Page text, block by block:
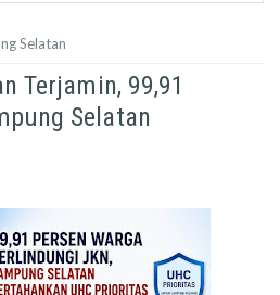
Selatan
Terjamin, 99,91
Selatan